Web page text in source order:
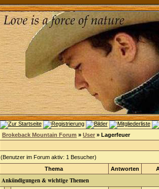
Brokeback Mountain Forum » User » Lagerfeuer
(Benutzer im Forum aktiv: 1 Besucher)
Thema
Antworten
Ankündigungen & wichtige Themen